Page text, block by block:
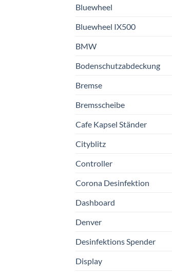
Bluewheel
Bluewheel IX500
BMW
Bodenschutzabdeckung
Bremse
Bremsscheibe
Cafe Kapsel Ständer
Cityblitz
Controller
Corona Desinfektion
Dashboard
Denver
Desinfektions Spender
Display